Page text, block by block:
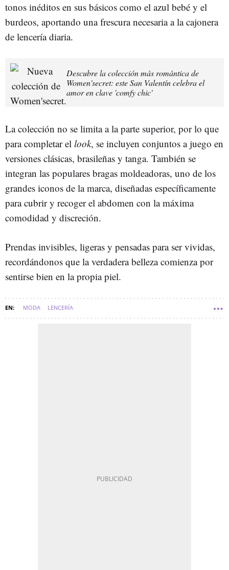
tonos inéditos en sus básicos como el azul bebé y el
burdeos, aportando una frescura necesaria a la cajonera
de lencería diaria.
Descubre la colección más romántica de
Women'secret: este San Valentín celebra el
amor en clave 'comfy chic'
La colección no se limita a la parte superior, por lo que
para completar el look, se incluyen conjuntos a juego en
versiones clásicas, brasileñas y tanga. También se
integran las populares bragas moldeadoras, uno de los
grandes iconos de la marca, diseñadas específicamente
para cubrir y recoger el abdomen con la máxima
comodidad y discreción.
Prendas invisibles, ligeras y pensadas para ser vividas,
recordándonos que la verdadera belleza comienza por
sentirse bien en la propia piel.
MODA LENCERÍA